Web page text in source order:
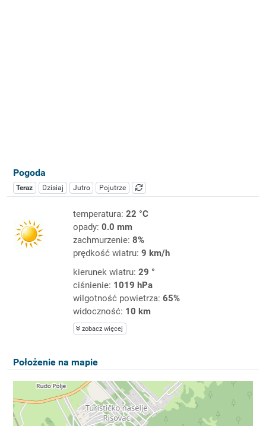
Pogoda
Teraz Dzisiaj Jutro Pojutrze
temperatura: 22 °C
opady: 0.0 mm
zachmurzenie: 8%
prędkość wiatru: 9 km/h
kierunek wiatru: 29 °
ciśnienie: 1019 hPa
wilgotność powietrza: 65%
widoczność: 10 km
zobacz więcej
Położenie na mapie